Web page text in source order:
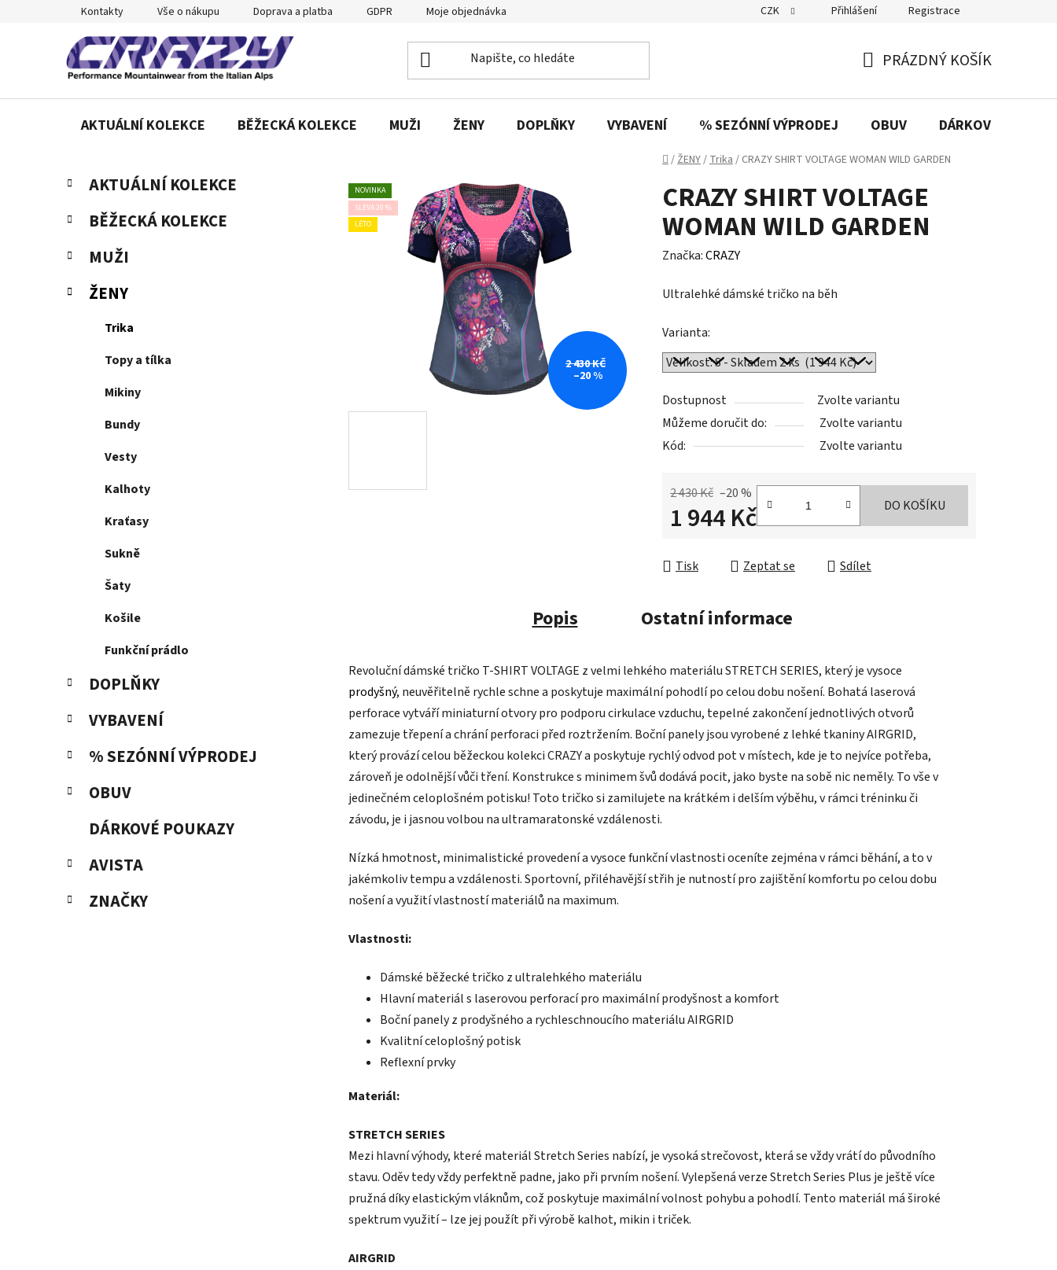
Kontakty Vše o nákupu Doprava a platba GDPR Moje objednávka CZK Přihlášení Registrace
KOŠÍK
PRÁZDNÝ KOŠÍK
AKTUÁLNÍ KOLEKCE BĚŽECKÁ KOLEKCE MUŽI ŽENY DOPLŇKY VYBAVENÍ % SEZÓNNÍ VÝPRODEJ OBUV DÁRKOVÉ
Domů
/ŽENY/Trika/ CRAZY SHIRT VOLTAGE WOMAN WILD GARDEN
P
s
r
n
Přeskočit
kategorie
K
a
t
e
o
i
AKTUÁLNÍ KOLEKCE
BĚŽECKÁ KOLEKCE
MUŽI
ŽENY
Trika
Topy a tílka
Mikiny
Bundy
Vesty
Kalhoty
Kraťasy
Sukně
Šaty
Košile
Funkční prádlo
DOPLŇKY
VYBAVENÍ
% SEZÓNNÍ VÝPRODEJ
OBUV
DÁRKOVÉ POUKAZY
AVISTA
ZNAČKY
CRAZY SHIRT VOLTAGE
WOMAN WILD GARDEN
Značka:CRAZY
Ultralehké dámské tričko na běh
Varianta:
Dostupnost
Zvolte variantu
Můžeme doručit do:
Zvolte variantu
Kód:
Zvolte variantu
2 430 Kč –20 %
1 944 Kč DO KOŠÍKU
Tisk Zeptat se Sdílet
NOVINKA
SLEVA 20 %
LÉTO
2 430 KČ
–20 %
Popis Ostatní informace
Revoluční dámské tričko T-SHIRT VOLTAGE z velmi lehkého materiálu STRETCH SERIES, který je vysoce
prodyšný, neuvěřitelně rychle schne a poskytuje maximální pohodlí po celou dobu nošení. Bohatá laserová
perforace vytváří miniaturní otvory pro podporu cirkulace vzduchu, tepelné zakončení jednotlivých otvorů
zamezuje třepení a chrání perforaci před roztržením. Boční panely jsou vyrobené z lehké tkaniny AIRGRID,
který provází celou běžeckou kolekci CRAZY a poskytuje rychlý odvod pot v místech, kde je to nejvíce potřeba,
zároveň je odolnější vůči tření. Konstrukce s minimem švů dodává pocit, jako byste na sobě nic neměly. To vše v
jedinečném celoplošném potisku! Toto tričko si zamilujete na krátkém i delším výběhu, v rámci tréninku či
závodu, je i jasnou volbou na ultramaratonské vzdálenosti.
Nízká hmotnost, minimalistické provedení a vysoce funkční vlastnosti oceníte zejména v rámci běhání, a to v
jakémkoliv tempu a vzdálenosti. Sportovní, přiléhavější střih je nutností pro zajištění komfortu po celou dobu
nošení a využití vlastností materiálů na maximum.
Vlastnosti:
Dámské běžecké tričko z ultralehkého materiálu
Hlavní materiál s laserovou perforací pro maximální prodyšnost a komfort
Boční panely z prodyšného a rychleschnoucího materiálu AIRGRID
Kvalitní celoplošný potisk
Reflexní prvky
Materiál:
STRETCH SERIES
Mezi hlavní výhody, které materiál Stretch Series nabízí, je vysoká strečovost, která se vždy vrátí do původního
stavu. Oděv tedy vždy perfektně padne, jako při prvním nošení. Vylepšená verze Stretch Series Plus je ještě více
pružná díky elastickým vláknům, což poskytuje maximální volnost pohybu a pohodlí. Tento materiál má široké
spektrum využití – lze jej použít při výrobě kalhot, mikin i triček.
AIRGRID